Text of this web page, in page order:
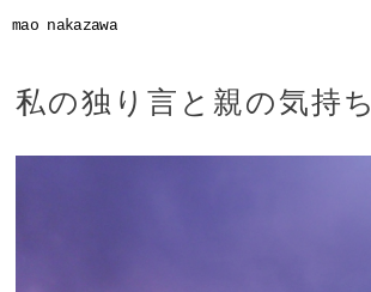
mao nakazawa
私の独り言と親の気持ち